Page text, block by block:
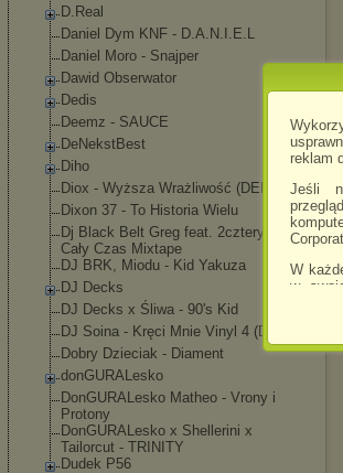
reklam
Jeśli
W
w
D.Real
Daniel Dym KNF - D.A.N.I.E.L
Daniel Moro - Snajper
Dawid Obserwator
Dedis
Deemz - SAUCE
DeNekstBest
Diho
Diox - Wyższa Wrażliwość (DELUXE)
Dixon 37 - To Historia Wielu
Dj Black Belt Greg feat. 2cztery7 -
Cały Czas Mixtape
DJ BRK, Miodu - Kid Yakuza
DJ Decks
DJ Decks x Śliwa - 90's Kid
DJ Soina - Kręci Mnie Vinyl 4 (Deluxe)
Dobry Dzieciak - Diament
donGURALesko
DonGURALesko Matheo - Vrony i
Protony
DonGURALesko x Shellerini x
Tailorcut - TRINITY
Dudek P56